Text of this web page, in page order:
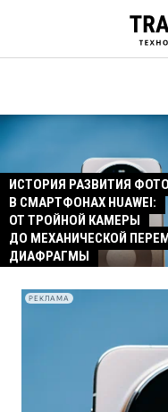
ИСТОРИЯ РАЗВИТИЯ
В СМАРТФОНАХ HUAWEI:
ОТ ТРОЙНОЙ КАМЕРЫ
ДО МЕХАНИЧЕСКОЙ
ДИАФРАГМЫ
РЕКЛАМА